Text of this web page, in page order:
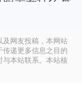
单，所以资
样的资料，
如果想要变
及网友投稿，本网站
传递更多信息之目的
与本站联系。本站核